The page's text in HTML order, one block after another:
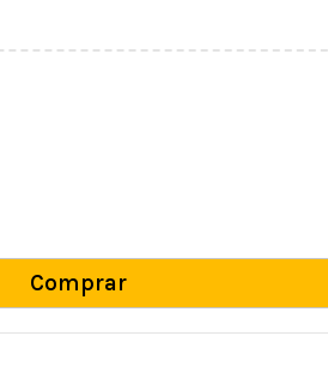
Comprar